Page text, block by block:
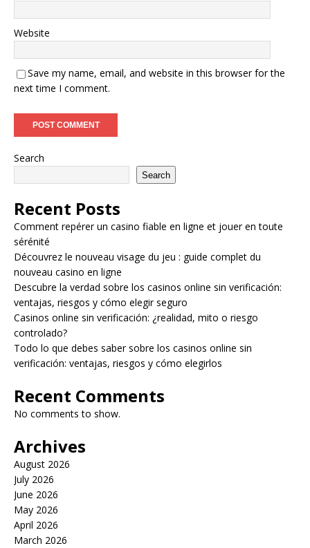
Website
Save my name, email, and website in this browser for the
next time I comment.
Search
Search
Recent Posts
Comment repérer un casino fiable en ligne et jouer en toute
sérénité
Découvrez le nouveau visage du jeu : guide complet du
nouveau casino en ligne
Descubre la verdad sobre los casinos online sin verificación:
ventajas, riesgos y cómo elegir seguro
Casinos online sin verificación: ¿realidad, mito o riesgo
controlado?
Todo lo que debes saber sobre los casinos online sin
verificación: ventajas, riesgos y cómo elegirlos
Recent Comments
No comments to show.
Archives
August 2026
July 2026
June 2026
May 2026
April 2026
March 2026